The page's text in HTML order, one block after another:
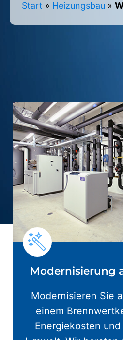
Start » Heizungsbau »
Modernisierung
Modernisieren Sie
einem
Energiekosten